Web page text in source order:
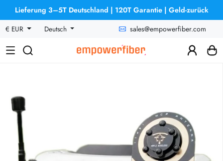
Lieferung 3–5T Deutschland | 120T Garantie | Geld-zurück
€ EUR
Deutsch sales@empowerfiber.com